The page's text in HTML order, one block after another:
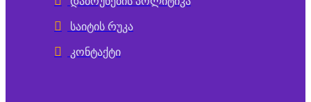
საიტის რუკა
კონტაქტი